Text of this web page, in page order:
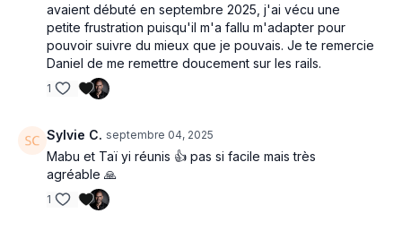
Une entrée en douceur dans le Qigong, où simplicité et
régularité ouvrent la voie à une transformation progressive.
avaient débuté en septembre 2025, j'ai vécu une
petite frustration puisqu'il m'a fallu m'adapter pour
pouvoir suivre du mieux que je pouvais. Je te remercie
Daniel de me remettre doucement sur les rails.
1
Sylvie C. septembre 04, 2025
Mabu et Taï yi réunis 👍 pas si facile mais très
agréable 🙏
1